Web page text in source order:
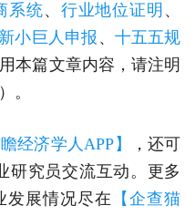
系统、 行业地位证明 、
小巨人申报 、 十五五规
本篇文章内容，请注明
。
瞻经济学人APP】
，还可
研究员交流互动。更多
发展情况尽在
【企查猫